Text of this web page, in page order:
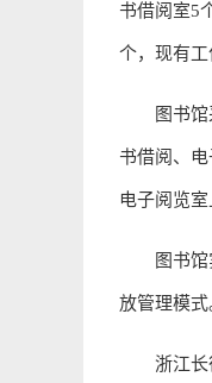
书借阅室5
个，现有
图书
书借阅、
电子阅览
图书
放管理模式
浙江